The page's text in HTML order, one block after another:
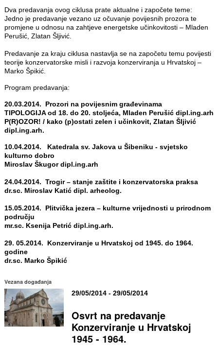
Dva predavanja ovog ciklusa prate aktualne i započete teme:
Jedno je predavanje vezano uz očuvanje povijesnih prozora te
promjene u odnosu na zahtjeve energetske učinkovitosti – Mladen
Perušić, Zlatan Šljivić.
Predavanje za kraju ciklusa nastavlja se na započetu temu povijesti
teorije konzervatorske misli i razvoja konzerviranja u Hrvatskoj –
Marko Špikić.
Program predavanja:
20.03.2014. Prozori na povijesnim građevinama
TIPOLOGIJA od 18. do 20. stoljeća, Mladen Perušić dipl.ing.arh
P(R)OZOR! / kako (p)ostati zelen i učinkovit, Zlatan Šljivić
dipl.ing.arh.
10.04.2014. Katedrala sv. Jakova u Šibeniku - svjetsko
kulturno dobro
Miroslav Škugor dipl.ing.arh
24.04.2014. Trogir – stanje zaštite i konzervatorska praksa
dr.sc. Miroslav Katić dipl. arheolog.
15.05.2014. Plitvička jezera – kulturne vrijednosti u prirodnom
području
mr.sc. Ksenija Petrić dipl.ing.arh.
29. 05.2014. Konzerviranje u Hrvatskoj od 1945. do 1964.
godine
dr.sc. Marko Špikić
Vezana događanja
29/05/2014 - 29/05/2014
Osvrt na predavanje
Konzerviranje u Hrvatskoj
1945 - 1964.